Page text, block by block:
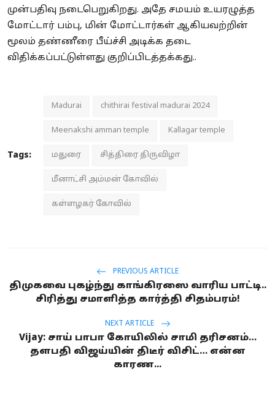
முன்பதிவு நடைபெறுகிறது. அதே சமயம் உயரழுத்த
மோட்டார் பம்பு, மின் மோட்டார்கள் ஆகியவற்றின்
மூலம் தண்ணீரை பீய்ச்சி அடிக்க தடை
விதிக்கப்பட்டுள்ளது குறிப்பிடத்தக்கது..
Tags:
Madurai chithirai festival madurai 2024
Meenakshi amman temple Kallagar temple
மதுரை சித்திரை திருவிழா
மீனாட்சி அம்மன் கோவில்
கள்ளழகர் கோவில்
PREVIOUS ARTICLE
திமுகவை புகழ்ந்து காங்கிரஸை வாரிய பாட்டி..
சிரித்து சமாளித்த கார்த்தி சிதம்பரம்!
NEXT ARTICLE
Vijay: சாய் பாபா கோயிலில் சாமி தரிசனம்…
தளபதி விஜய்யின் திடீர் விசிட்… என்ன
காரண...